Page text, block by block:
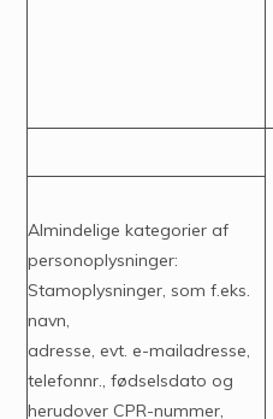
Almindelige kategorier af
personoplysninger:
Stamoplysninger, som f.eks.
navn,
adresse, evt. e-mailadresse,
telefonnr., fødselsdato og
herudover CPR-nummer,